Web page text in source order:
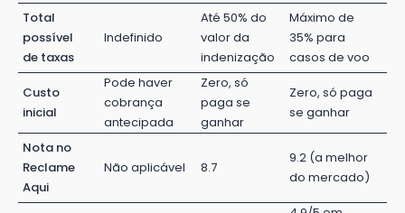
Total
possível
de taxas
Indefinido
Até 50% do
valor da
indenização
Máximo de
35% para
casos de voo
Custo
inicial
Pode haver
cobrança
antecipada
Zero, só
paga se
ganhar
Zero, só paga
se ganhar
Nota no
Reclame
Aqui
Não aplicável 8.7
9.2 (a melhor
do mercado)